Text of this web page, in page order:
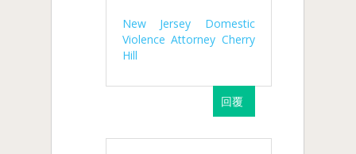
New Jersey Domestic
Violence Attorney Cherry
Hill
回覆